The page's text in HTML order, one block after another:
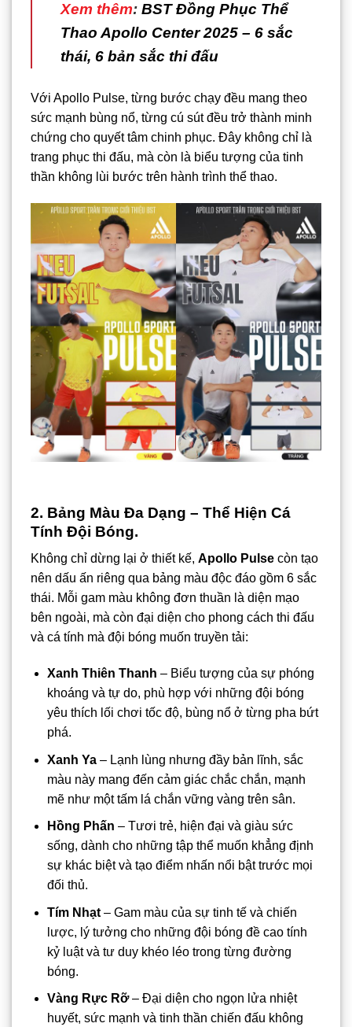
Xem thêm: BST Đồng Phục Thể
Thao Apollo Center 2025 – 6 sắc
thái, 6 bản sắc thi đấu
Với Apollo Pulse, từng bước chạy đều mang theo
sức mạnh bùng nổ, từng cú sút đều trở thành minh
chứng cho quyết tâm chinh phục. Đây không chỉ là
trang phục thi đấu, mà còn là biểu tượng của tinh
thần không lùi bước trên hành trình thể thao.
2. Bảng Màu Đa Dạng – Thể Hiện Cá
Tính Đội Bóng.
Không chỉ dừng lại ở thiết kế, Apollo Pulse còn tạo
nên dấu ấn riêng qua bảng màu độc đáo gồm 6 sắc
thái. Mỗi gam màu không đơn thuần là diện mạo
bên ngoài, mà còn đại diện cho phong cách thi đấu
và cá tính mà đội bóng muốn truyền tải:
Xanh Thiên Thanh – Biểu tượng của sự phóng
khoáng và tự do, phù hợp với những đội bóng
yêu thích lối chơi tốc độ, bùng nổ ở từng pha bứt
phá.
Xanh Ya– Lạnh lùng nhưng đầy bản lĩnh, sắc
màu này mang đến cảm giác chắc chắn, mạnh
mẽ như một tấm lá chắn vững vàng trên sân.
Hồng Phấn – Tươi trẻ, hiện đại và giàu sức
sống, dành cho những tập thể muốn khẳng định
sự khác biệt và tạo điểm nhấn nổi bật trước mọi
đối thủ.
Tím Nhạt– Gam màu của sự tinh tế và chiến
lược, lý tưởng cho những đội bóng đề cao tính
kỷ luật và tư duy khéo léo trong từng đường
bóng.
Vàng Rực Rỡ– Đại diện cho ngọn lửa nhiệt
huyết, sức mạnh và tinh thần chiến đấu không